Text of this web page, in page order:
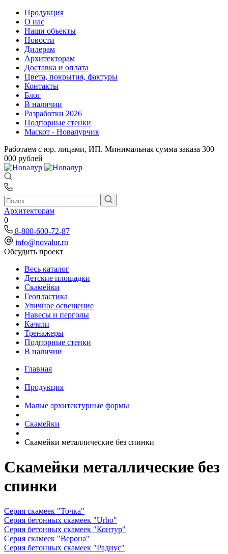
Продукция
О нас
Наши объекты
Новости
Дилерам
Архитекторам
Доставка и оплата
Цвета, покрытия, фактуры
Контакты
Блог
В наличии
Разработки 2026
Подпорные стенки
Маскот - Новалурчик
Работаем с юр. лицами, ИП. Минимальная сумма заказа 300
000 рублей
Архитекторам
0
8-800-600-72-87
info@novalur.ru
Обсудить проект
Весь каталог
Детские площадки
Скамейки
Геопластика
Уличное освещение
Навесы и перголы
Качели
Тренажеры
Подпорные стенки
В наличии
Главная
Продукция
Малые архитектурные формы
Скамейки
Скамейки металлические без спинки
Скамейки металлические без
спинки
Серия скамеек "Точка"
Серия бетонных скамеек "Urbo"
Серия бетонных скамеек "Контур"
Серия скамеек "Верона"
Серия бетонных скамеек "Радиус"